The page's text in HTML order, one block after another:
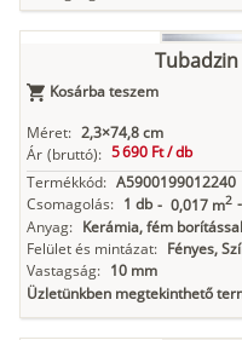
Tubadzin
Kosárba teszem
Méret: 2,3×74,8 cm
Ár (bruttó): 5 690 Ft /db
Termékkód: A5900199012240
Csomagolás: 1 db - 0,017 m2 -
Anyag: Kerámia, fém borítással
Felület és mintázat: Fényes,
Vastagság: 10 mm
Üzletünkben megtekinthető